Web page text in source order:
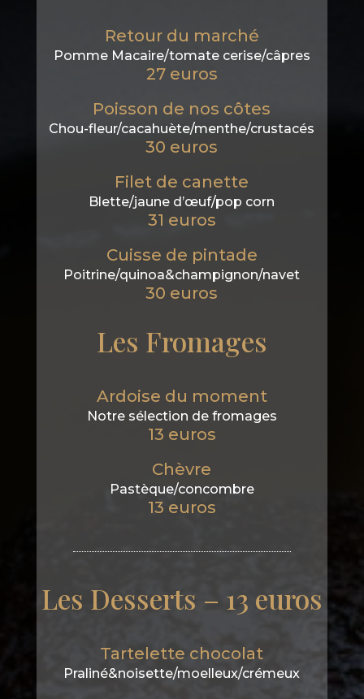
Retour du marché
Pomme Macaire/tomate cerise/câpres
27 euros
Poisson de nos côtes
Chou-fleur/cacahuète/menthe/crustacés
30 euros
Filet de canette
Blette/jaune d’œuf/pop corn
31 euros
Cuisse de pintade
Poitrine/quinoa&champignon/navet
30 euros
Les Fromages
Ardoise du moment
Notre sélection de fromages
13 euros
Chèvre
Pastèque/concombre
13 euros
Les Desserts – 13 euros
Tartelette chocolat
Praliné&noisette/moelleux/crémeux